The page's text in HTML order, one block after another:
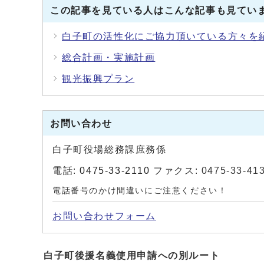
この記事を見ている人はこんな記事も見てい
白子町の活性化にご協力頂いている方々を
総合計画・実施計画
観光振興プラン
お問い合わせ
白子町役場総務課庶務係
電話:0475-33-2110 ファクス: 0475-33-
電話番号のかけ間違いにご注意ください！
お問い合わせフォーム
白子町後援名義使用申請への別ルート